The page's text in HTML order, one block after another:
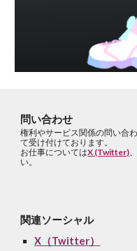
問い合わせ
権利やサービス関係の問い合
て受け付けております。
お仕事についてはX (Twitter)、
い。
関連ソーシャル
X（Twitter）